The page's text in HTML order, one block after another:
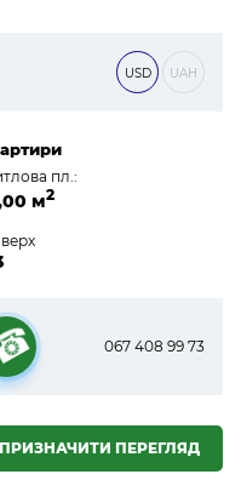
USD UAH
пл.:
м2
☎
067 408 99 73
ПРИЗНАЧИТИ ПЕРЕГЛЯД